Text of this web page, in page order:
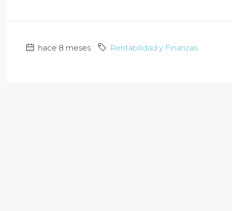
hace 8 meses Rentabilidad y Finanzas